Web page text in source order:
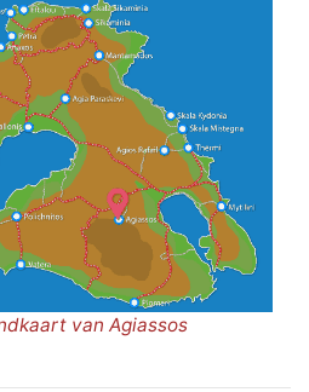
van Agiassos